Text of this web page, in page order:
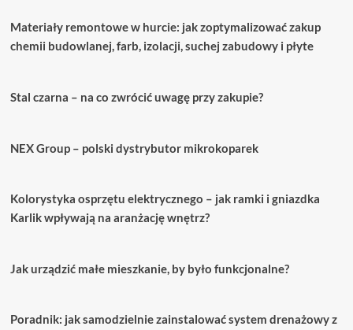
Materiały remontowe w hurcie: jak zoptymalizować zakup
chemii budowlanej, farb, izolacji, suchej zabudowy i płyte
Stal czarna – na co zwrócić uwagę przy zakupie?
NEX Group – polski dystrybutor mikrokoparek
Kolorystyka osprzętu elektrycznego – jak ramki i gniazdka
Karlik wpływają na aranżację wnętrz?
Jak urządzić małe mieszkanie, by było funkcjonalne?
Poradnik: jak samodzielnie zainstalować system drenażowy z